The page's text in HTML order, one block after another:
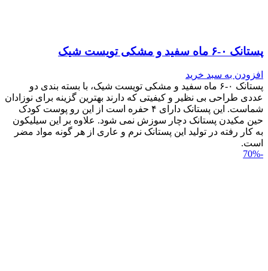
پستانک ۰-۶ ماه سفید و مشکی تویست شیک
افزودن به سبد خرید
پستانک ۰-۶ ماه سفید و مشکی تویست شیک، با بسته بندی دو
عددی طراحی بی نظیر و کیفیتی که دارند بهترین گزینه برای نوزادان
شماست. این پستانک دارای ۴ حفره است از این رو پوست کودک
حین مکیدن پستانک دچار سوزش نمی شود. علاوه بر این سیلیکون
به کار رفته در تولید این پستانک نرم و عاری از هر گونه مواد مضر
است.
-70%